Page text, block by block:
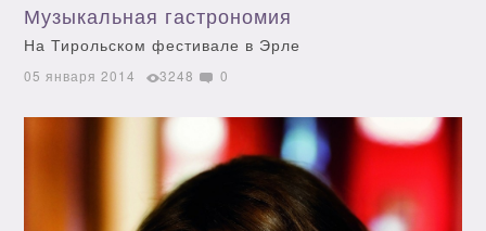
Музыкальная гастрономия
На Тирольском фестивале в Эрле
05 января 2014 3248 0